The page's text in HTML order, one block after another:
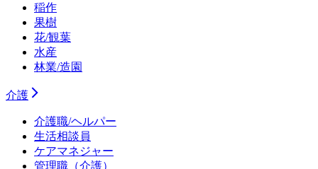
稲作
果樹
花/観葉
水産
林業/造園
介護
介護職/ヘルパー
生活相談員
ケアマネジャー
管理職（介護）